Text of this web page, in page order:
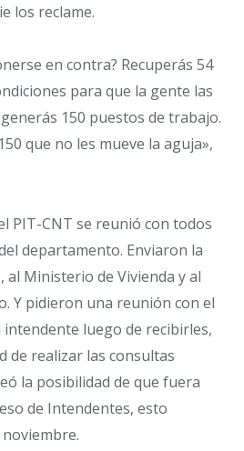
los reclame.
en contra? Recuperás 54
para que la gente las
150 puestos de trabajo.
que no les mueve la aguja»,
PIT-CNT se reunió con todos
departamento. Enviaron la
al Ministerio de Vivienda y al
Y pidieron una reunión con el
intendente luego de recibirles,
de realizar las consultas
la posibilidad de que fuera
de Intendentes, esto